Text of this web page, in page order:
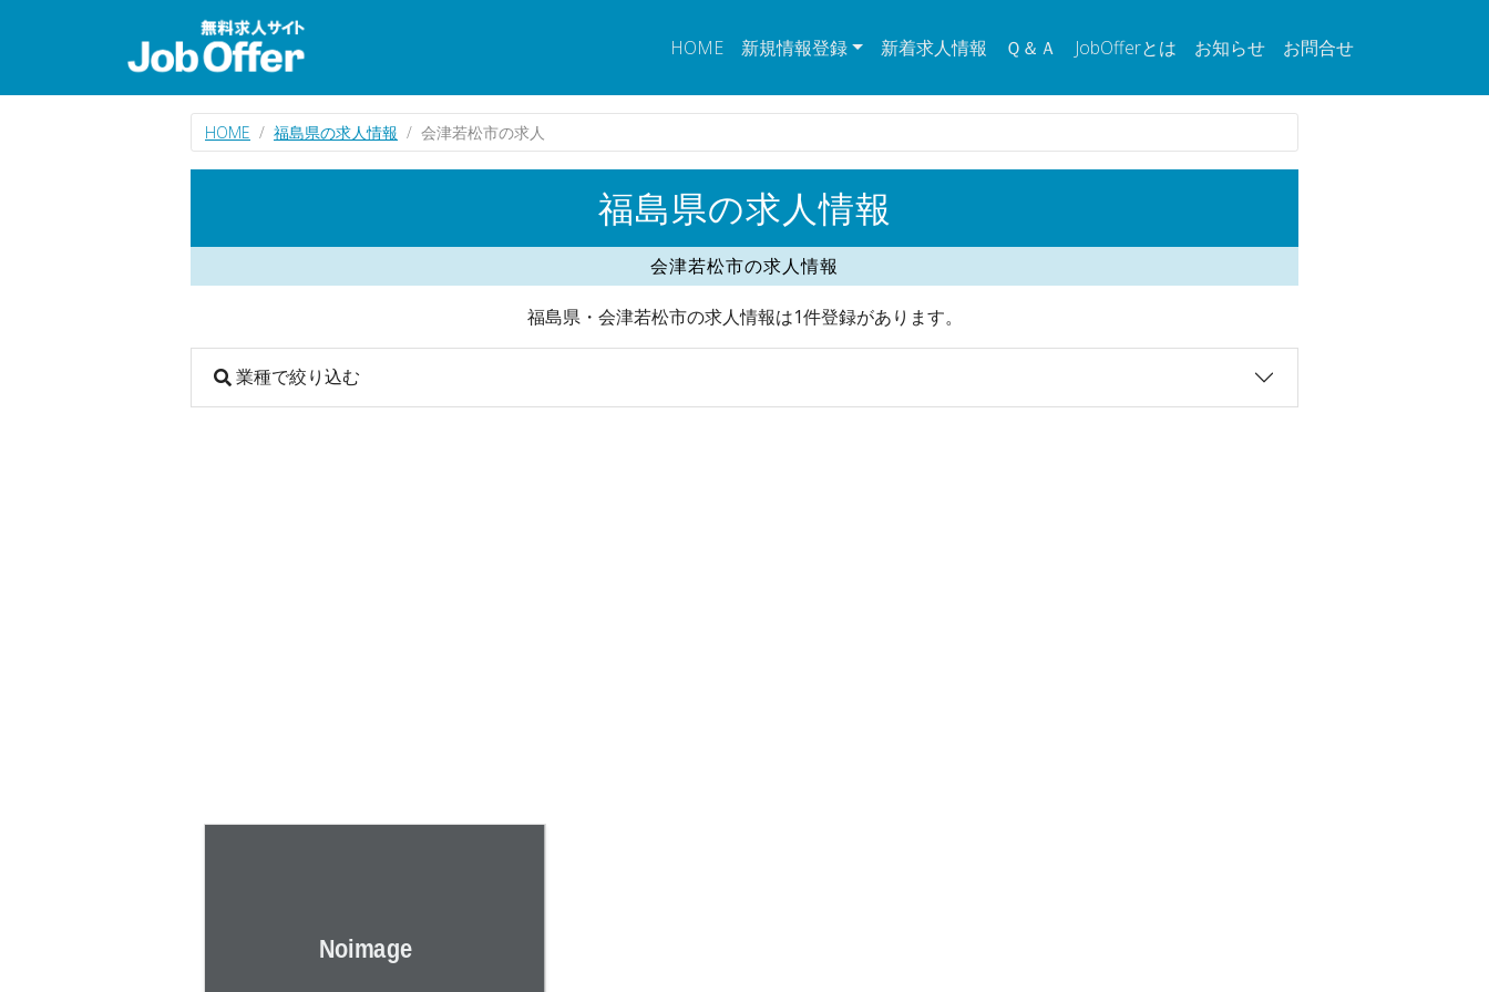
HOME 新規情報登録 新着求人情報 Ｑ＆Ａ JobOfferとは お知らせ お問合せ
HOME 福島県の求人情報 会津若松市の求人
福島県の求人情報
会津若松市の求人情報
福島県・会津若松市の求人情報は1件登録があります。
業種で絞り込む